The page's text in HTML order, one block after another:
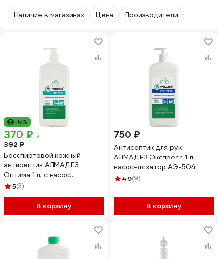
Наличие в магазинах Цена Производители
-6%
370 ₽
392 ₽
Бесспиртовой кожный
антисептик АЛМАДЕЗ
Оптима 1 л, с насос
дозатором АО-546
5(3)
В корзину
750 ₽
Антисептик для рук
АЛМАДЕЗ Экспресс 1 л
насос-дозатор АЭ-504
4.9(9)
В корзину